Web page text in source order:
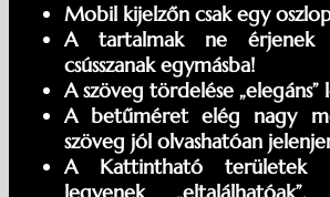
Mobil kijelzőn csak egy
A tartalmak ne érjenek
csússzanak egymásba!
A szöveg tördelése „elegáns”
A betűméret elég nagy
szöveg jól olvashatóan
A Kattintható területek